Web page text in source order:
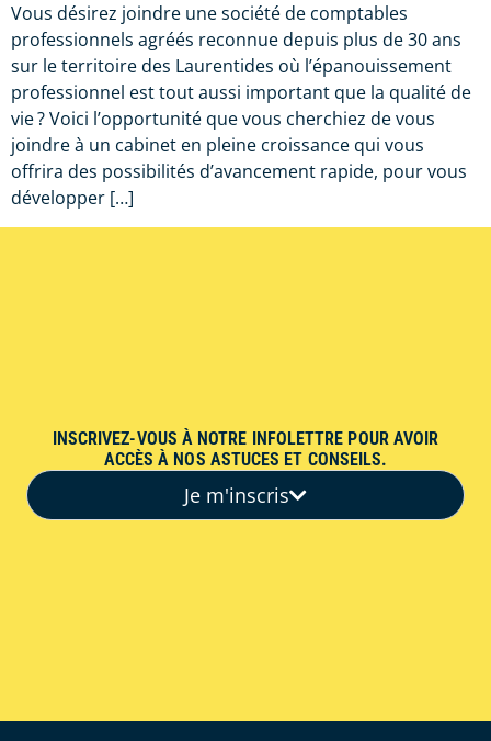
Vous désirez joindre une société de comptables
professionnels agréés reconnue depuis plus de 30 ans
sur le territoire des Laurentides où l’épanouissement
professionnel est tout aussi important que la qualité de
vie ? Voici l’opportunité que vous cherchiez de vous
joindre à un cabinet en pleine croissance qui vous
offrira des possibilités d’avancement rapide, pour vous
développer […]
INSCRIVEZ-VOUS À NOTRE INFOLETTRE POUR AVOIR
ACCÈS À NOS ASTUCES ET CONSEILS.
Je m'inscris